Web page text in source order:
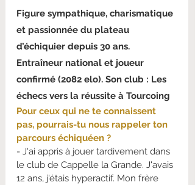
Figure sympathique, charismatique
et passionnée du plateau
d’échiquier depuis 30 ans.
Entraîneur national et joueur
confirmé (2082 elo). Son club : Les
échecs vers la réussite à Tourcoing
Pour ceux qui ne te connaissent
pas, pourrais-tu nous rappeler ton
parcours échiquéen ?
- J'ai appris à jouer tardivement dans
le club de Cappelle la Grande. J'avais
12 ans, j'étais hyperactif. Mon frère